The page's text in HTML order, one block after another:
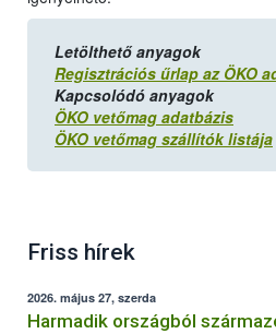
Letölthető anyagok
Regisztrációs űrlap az ÖKO
Kapcsolódó anyagok
ÖKO vetőmag adatbázis
ÖKO vetőmag szállítók listája
Friss hírek
2026. május 27, szerda
Harmadik országból